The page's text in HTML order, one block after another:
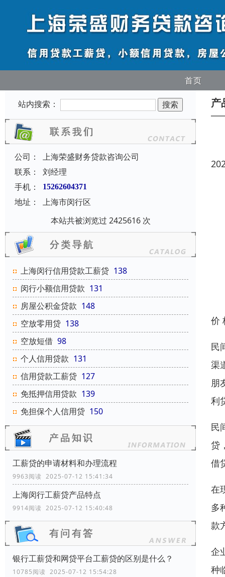
首页
站内搜索：
公司：
上海荣盛财务贷款咨询公司
联系：
刘经理
手机：
15262604371
地址：
上海市闵行区
本站共被浏览过 2425616 次
上海闵行信用贷款工薪贷 138
闵行小额信用贷款 131
房屋公积金贷款 148
空放零用贷 138
空放短借 98
个人信用贷款 131
信用贷款工薪贷 127
免抵押信用贷款 139
免担保个人信用贷 150
工薪贷的申请材料和办理流程
9963阅读 2025-07-12 15:41:34
上海闵行工薪贷产品特点
9914阅读 2025-07-12 15:40:48
银行工薪贷和网贷平台工薪贷的区别是什么？
10785阅读 2025-07-12 15:54:28
产
价
民
渠
朋
利
民
贷
借
在
多
款
企
种